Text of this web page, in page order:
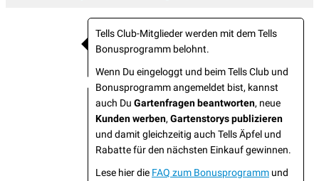
Tells Club-Mitglieder werden mit dem Tells
Bonusprogramm belohnt.
Wenn Du eingeloggt und beim Tells Club und
Bonusprogramm angemeldet bist, kannst
auch Du Gartenfragen beantworten, neue
Kunden werben, Gartenstorys publizieren
und damit gleichzeitig auch Tells Äpfel und
Rabatte für den nächsten Einkauf gewinnen.
Lese hier die FAQ zum Bonusprogramm und